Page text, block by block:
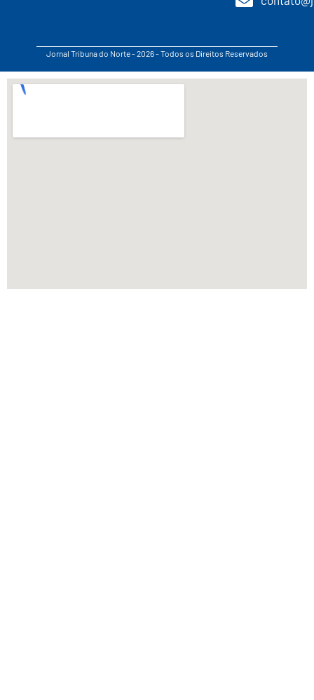
Jornal Tribuna do Norte - 2026 - Todos os Direitos Reservados